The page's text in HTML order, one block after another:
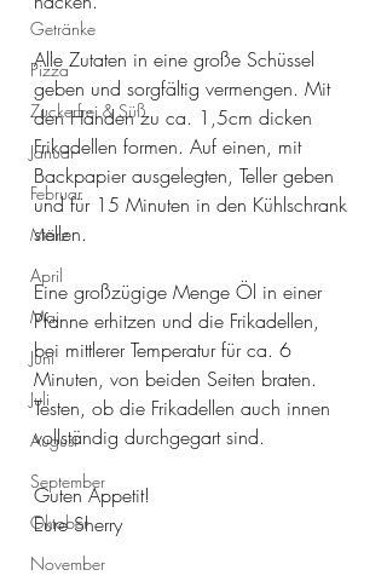
Getränke
Pizza
Zuckerfrei & Süß
Januar
Februar
März
April
Mai
Juni
Juli
August
September
Oktober
November
Alle Zutaten in eine große Schüssel
geben und sorgfältig vermengen. Mit
den Händen zu ca. 1,5cm dicken
Frikadellen formen. Auf einen, mit
Backpapier ausgelegten, Teller geben
und für 15 Minuten in den Kühlschrank
stellen.
Eine großzügige Menge Öl in einer
Pfanne erhitzen und die Frikadellen,
bei mittlerer Temperatur für ca. 6
Minuten, von beiden Seiten braten.
Testen, ob die Frikadellen auch innen
vollständig durchgegart sind.
Guten Appetit!
Eure Sherry